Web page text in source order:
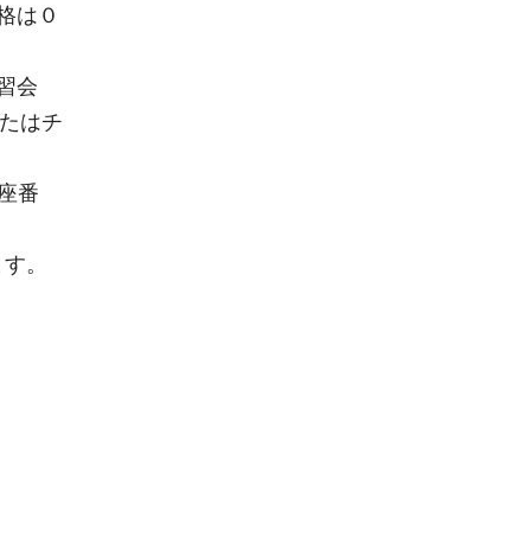
は０
会
はチ
番
。